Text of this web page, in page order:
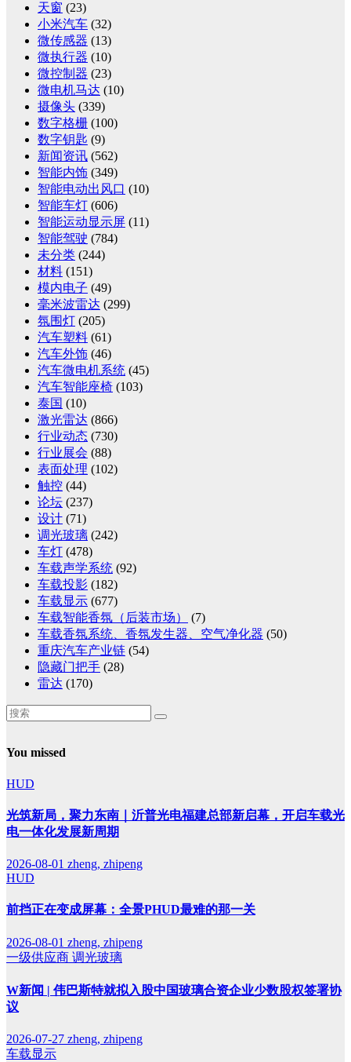
天窗 (23)
小米汽车 (32)
微传感器 (13)
微执行器 (10)
微控制器 (23)
微电机马达 (10)
摄像头 (339)
数字格栅 (100)
数字钥匙 (9)
新闻资讯 (562)
智能内饰 (349)
智能电动出风口 (10)
智能车灯 (606)
智能运动显示屏 (11)
智能驾驶 (784)
未分类 (244)
材料 (151)
模内电子 (49)
毫米波雷达 (299)
氛围灯 (205)
汽车塑料 (61)
汽车外饰 (46)
汽车微电机系统 (45)
汽车智能座椅 (103)
泰国 (10)
激光雷达 (866)
行业动态 (730)
行业展会 (88)
表面处理 (102)
触控 (44)
论坛 (237)
设计 (71)
调光玻璃 (242)
车灯 (478)
车载声学系统 (92)
车载投影 (182)
车载显示 (677)
车载智能香氛（后装市场）
(7)
车载香氛系统、香氛发生器、空气净化器 (50)
重庆汽车产业链 (54)
隐藏门把手 (28)
雷达 (170)
You missed
HUD
光筑新局，聚力东南｜沂普光电福建总部新启幕，开启车载光
电一体化发展新周期
2026-08-01 zheng, zhipeng
HUD
前挡正在变成屏幕：全景PHUD最难的那一关
2026-08-01 zheng, zhipeng
一级供应商 调光玻璃
W新闻 | 伟巴斯特就拟入股中国玻璃合资企业少数股权签署协
议
2026-07-27 zheng, zhipeng
车载显示